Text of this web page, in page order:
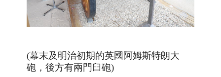
(幕末及明治初期的英國阿姆斯特朗大
砲，後方有兩門臼砲)